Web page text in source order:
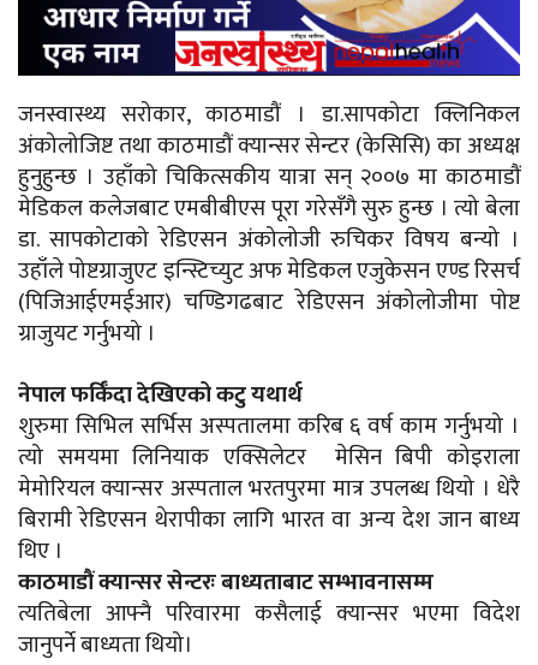
जनस्वास्थ्य सरोकार, काठमाडौं । डा.सापकोटा क्लिनिकल
अंकोलोजिष्ट तथा काठमाडौं क्यान्सर सेन्टर (केसिसि) का अध्यक्ष
हुनुहुन्छ । उहाँको चिकित्सकीय यात्रा सन् २००७ मा काठमाडौं
मेडिकल कलेजबाट एमबीबीएस पूरा गरेसँगै सुरु हुन्छ । त्यो बेला
डा. सापकोटाको रेडिएसन अंकोलोजी रुचिकर विषय बन्यो ।
उहाँले पोष्टग्राजुएट इन्स्टिच्युट अफ मेडिकल एजुकेसन एण्ड रिसर्च
(पिजिआईएमईआर) चण्डिगढबाट रेडिएसन अंकोलोजीमा पोष्ट
ग्राजुयट गर्नुभयो ।
नेपाल फर्किँदा देखिएको कटु यथार्थ
शुरुमा सिभिल सर्भिस अस्पतालमा करिब ६ वर्ष काम गर्नुभयो ।
त्यो समयमा लिनियाक एक्सिलेटर मेसिन बिपी कोइराला
मेमोरियल क्यान्सर अस्पताल भरतपुरमा मात्र उपलब्ध थियो । धेरै
बिरामी रेडिएसन थेरापीका लागि भारत वा अन्य देश जान बाध्य
थिए ।
काठमाडौं क्यान्सर सेन्टरः बाध्यताबाट सम्भावनासम्म
त्यतिबेला आफ्नै परिवारमा कसैलाई क्यान्सर भएमा विदेश
जानुपर्ने बाध्यता थियो।